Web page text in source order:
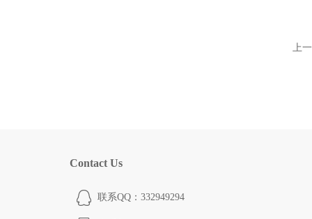
上
Contact Us
联系QQ：332949294